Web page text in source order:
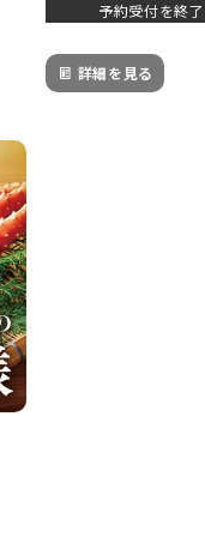
予約受付を終了
詳細を見る